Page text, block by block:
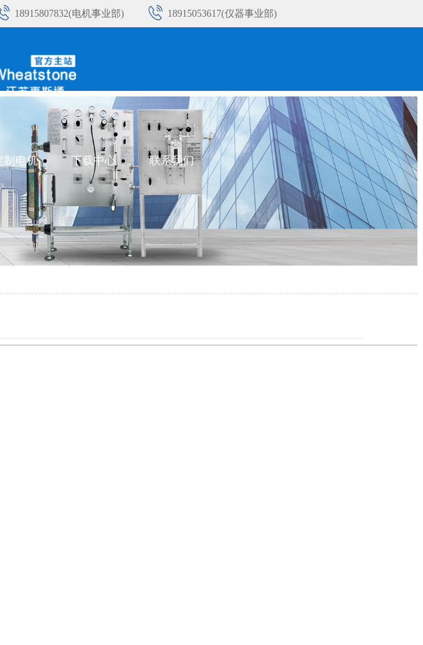
18915807832(电机事业部)
18101502570(电机事业部)
18961193390(电机事业部)
18915053617(仪器事业部)
制电机 下载中心 联系我们